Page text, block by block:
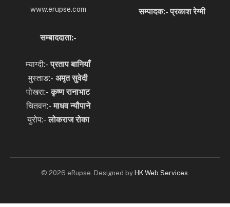
www.erupse.com सम्पादक:- प्रकाश रेग्मी
सम्बाददाता:-
म्याग्दी:-प्रताप बानियाँ
मुस्ताङ:- अमृत सुवेदी
पोखरा:-कृष्ण रानाभाट
चितवन:-माधव न्यौपाने
युरोप:-लोकराज रोका
© 2026 eRupse. Designed by HK Web Services